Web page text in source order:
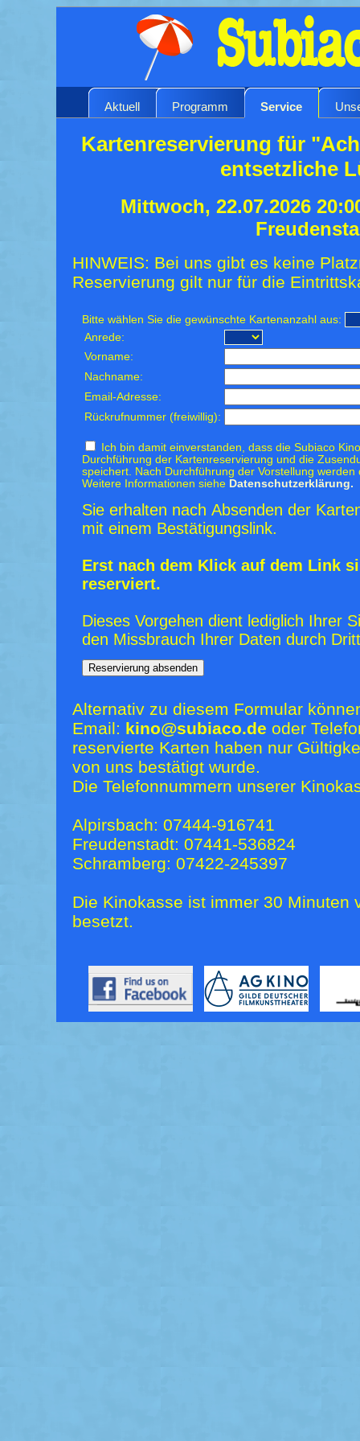
Aktuell Programm Service
Kartenreservierung für
entsetzliche
Mittwoch, 22.07.2026
HINWEIS: Bei uns gibt es keine
Reservierung gilt nur für die
Bitte wählen Sie die gewünschte Kartenanzahl aus:
Anrede:
Vorname:
Nachname:
Email-Adresse:
Rückrufnummer (freiwillig):
Ich bin damit einverstanden, dass die Subiaco
Durchführung der Kartenreservierung und die
speichert. Nach Durchführung der Vorstellung
Weitere Informationen siehe Datenschutzerklärung.
Sie erhalten nach Absenden der
mit einem Bestätigungslink.
Erst nach dem Klick auf dem Link
reserviert.
Dieses Vorgehen dient lediglich Ihrer
den Missbrauch Ihrer Daten durch
Alternativ zu diesem Formular
Email: kino@subiaco.de oder
reservierte Karten haben nur
von uns bestätigt wurde.
Die Telefonnummern unserer
Alpirsbach: 07444-916741
Freudenstadt: 07441-536824
Schramberg: 07422-245397
Die Kinokasse ist immer 30 Minuten
besetzt.